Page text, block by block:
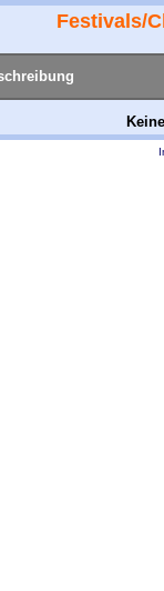
Festivals/